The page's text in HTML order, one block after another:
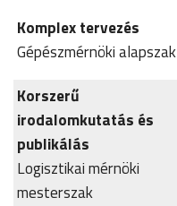
Komplex tervezés
Gépészmérnöki alapszak
Korszerű
irodalomkutatás és
publikálás
Logisztikai mérnöki
mesterszak